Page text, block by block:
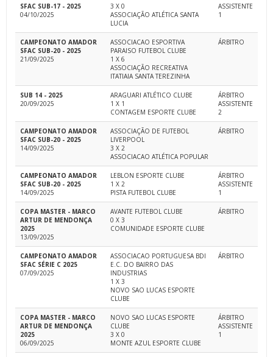
SFAC SUB-17 - 2025
04/10/2025
3 X 0
ASSOCIAÇÃO ATLÉTICA SANTA
LUCIA
ASSISTENTE
1
CAMPEONATO AMADOR
SFAC SUB-20 - 2025
21/09/2025
ASSOCIACAO ESPORTIVA
PARAISO FUTEBOL CLUBE
1 X 6
ASSOCIAÇÃO RECREATIVA
ITATIAIA SANTA TEREZINHA
ÁRBITRO
SUB 14 - 2025
20/09/2025
ARAGUARI ATLÉTICO CLUBE
1 X 1
CONTAGEM ESPORTE CLUBE
ÁRBITRO
ASSISTENTE
2
CAMPEONATO AMADOR
SFAC SUB-20 - 2025
14/09/2025
ASSOCIAÇÃO DE FUTEBOL
LIVERPOOL
3 X 2
ASSOCIACAO ATLÉTICA POPULAR
ÁRBITRO
CAMPEONATO AMADOR
SFAC SUB-20 - 2025
14/09/2025
LEBLON ESPORTE CLUBE
1 X 2
PISTA FUTEBOL CLUBE
ÁRBITRO
ASSISTENTE
1
COPA MASTER - MARCO
ARTUR DE MENDONÇA
2025
13/09/2025
AVANTE FUTEBOL CLUBE
0 X 3
COMUNIDADE ESPORTE CLUBE
ÁRBITRO
CAMPEONATO AMADOR
SFAC SÉRIE C 2025
07/09/2025
ASSOCIACAO PORTUGUESA BDI
E.C. DO BAIRRO DAS
INDUSTRIAS
1 X 3
NOVO SAO LUCAS ESPORTE
CLUBE
ÁRBITRO
COPA MASTER - MARCO
ARTUR DE MENDONÇA
2025
06/09/2025
NOVO SAO LUCAS ESPORTE
CLUBE
3 X 0
MONTE AZUL ESPORTE CLUBE
ÁRBITRO
ASSISTENTE
1